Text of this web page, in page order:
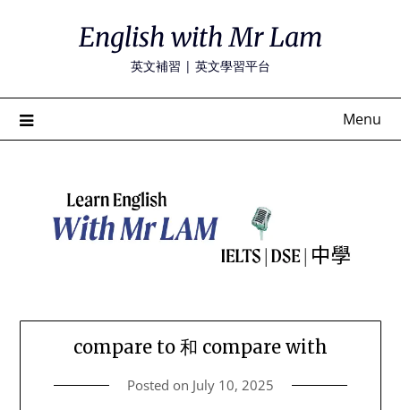
English with Mr Lam
英文補習 | 英文學習平台
Menu
compare to 和 compare with
Posted on July 10, 2025